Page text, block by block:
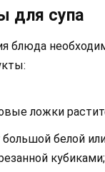
для супа
блюда
ложки
большой белой
кубиками;